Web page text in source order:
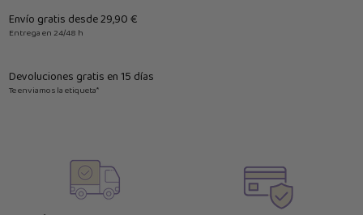
Envío gratis desde 29,90 €
Entrega en 24/48 h
Devoluciones gratis en 15 días
Te enviamos la etiqueta*